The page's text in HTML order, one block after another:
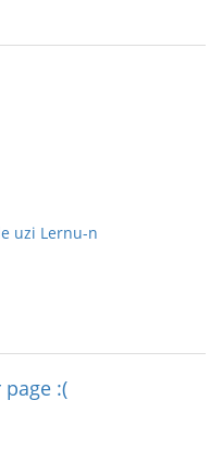
uzi Lernu-n
:(